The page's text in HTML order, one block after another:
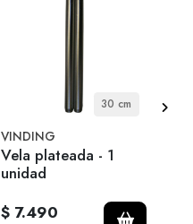
30 cm
VINDING
Vela plateada - 1
unidad
$ 7.490